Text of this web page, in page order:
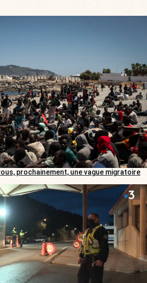
prochainement, une vague migratoire